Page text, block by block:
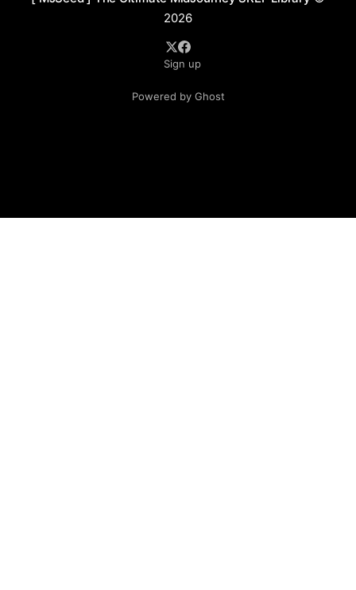
2026
Sign up
Powered by Ghost